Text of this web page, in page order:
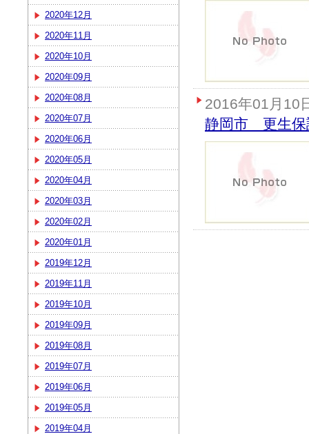
2020年12月
2020年11月
2020年10月
2020年09月
2020年08月
2020年07月
2020年06月
2020年05月
2020年04月
2020年03月
2020年02月
2020年01月
2019年12月
2019年11月
2019年10月
2019年09月
2019年08月
2019年07月
2019年06月
2019年05月
2019年04月
2016年01月10
静岡市 更生